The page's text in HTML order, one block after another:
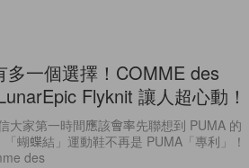
多一個選擇！COMME des
Flyknit 讓人超心動！
家第一時間應該會率先聯想到 PUMA 的
蝴蝶結」運動鞋不再是 PUMA「專利」！
des